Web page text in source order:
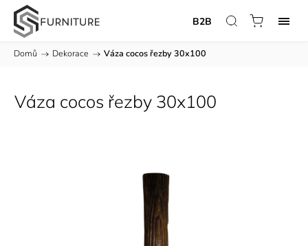
B2B
Domů / Dekorace / Váza cocos řezby 30x100
Váza cocos řezby 30x100